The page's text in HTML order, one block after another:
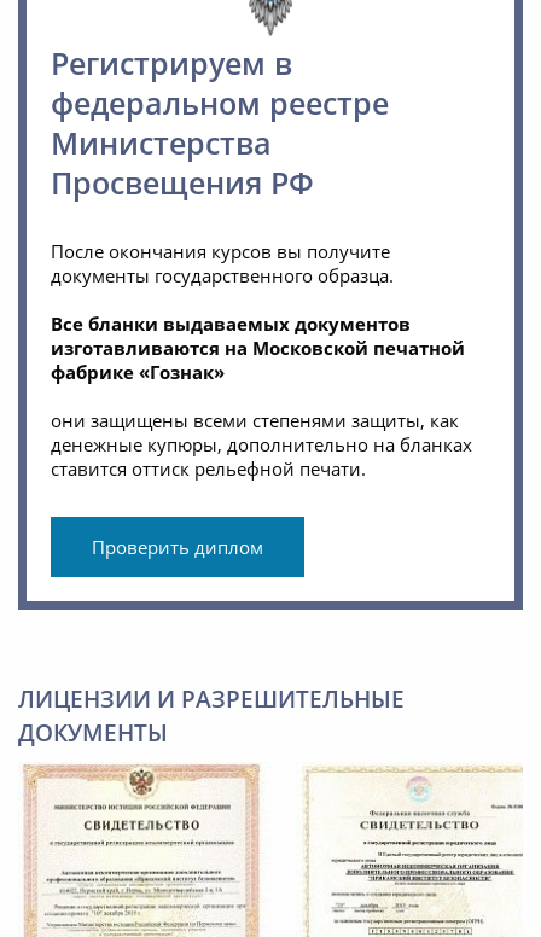
Регистрируем в
федеральном реестре
Министерства
Просвещения РФ
После окончания курсов вы получите
документы государственного образца.
Все бланки выдаваемых документов
изготавливаются на Московской печатной
фабрике «Гознак»
они защищены всеми степенями защиты, как
денежные купюры, дополнительно на бланках
ставится оттиск рельефной печати.
Проверить диплом
ЛИЦЕНЗИИ И РАЗРЕШИТЕЛЬНЫЕ
ДОКУМЕНТЫ